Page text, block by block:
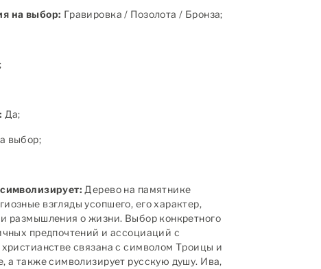
на выбор: Гравировка / Позолота / Бронза;
Да;
выбор;
Дерево на памятнике
взгляды усопшего, его характер,
размышления о жизни. Выбор конкретного
предпочтений и ассоциаций с
связана с символом Троицы и
а также символизирует русскую душу. Ива,